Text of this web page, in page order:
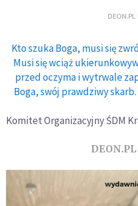
DEON.PL
Kto szuka Boga, musi się
Musi się wciąż
przed oczyma i wytrwale
Boga, swój prawdziwy
Komitet Organizacyjny ŚDM
DEON.PL